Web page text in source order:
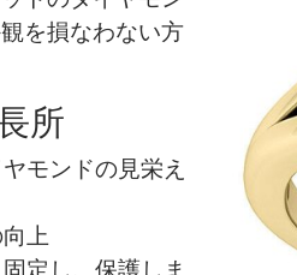
を損なわない方
所
モンドの見栄え
上
定し、保護しま